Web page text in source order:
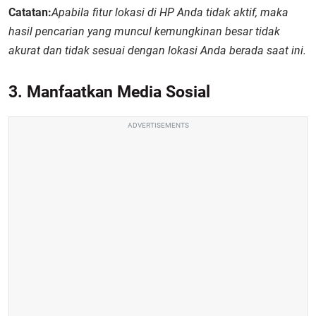
Catatan:Apabila fitur lokasi di HP Anda tidak aktif, maka
hasil pencarian yang muncul kemungkinan besar tidak
akurat dan tidak sesuai dengan lokasi Anda berada saat ini.
3. Manfaatkan Media Sosial
ADVERTISEMENTS